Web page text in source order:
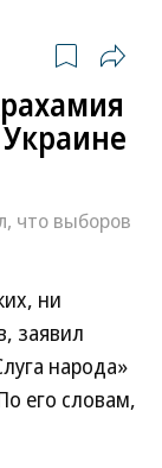
что выборов
ни
заявил
народа»
его словам,